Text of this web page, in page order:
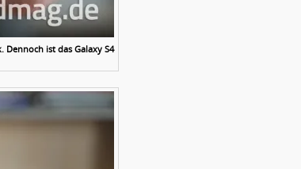
ist das Galaxy S4